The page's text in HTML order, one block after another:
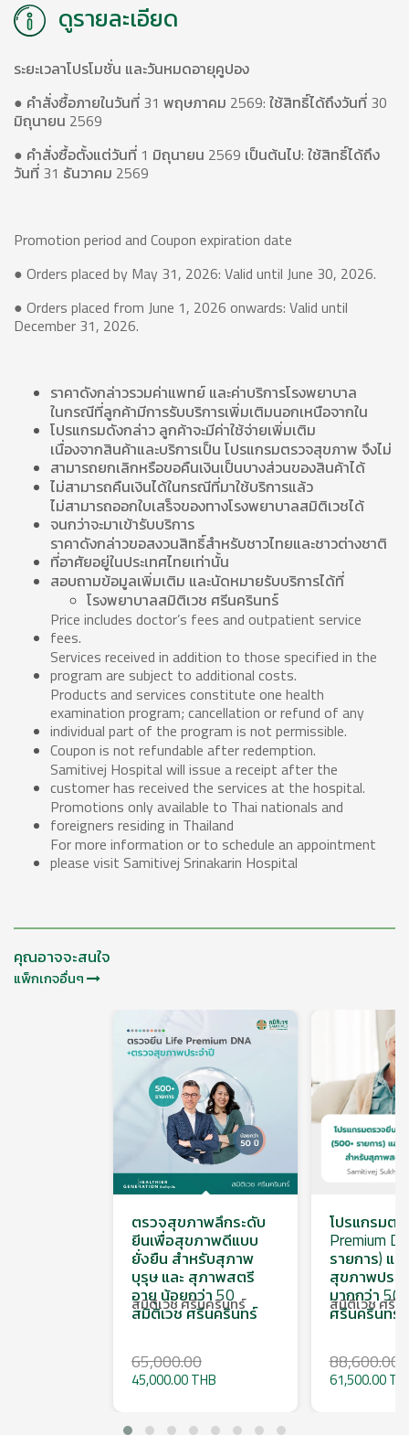
ดูรายละเอียด
ระยะเวลาโปรโมชั่น และวันหมดอายุคูปอง
● คำสั่งซื้อภายในวันที่ 31 พฤษภาคม 2569: ใช้สิทธิ์ได้ถึงวันที่ 30
มิถุนายน 2569
● คำสั่งซื้อตั้งแต่วันที่ 1 มิถุนายน 2569 เป็นต้นไป: ใช้สิทธิ์ได้ถึง
วันที่ 31 ธันวาคม 2569
Promotion period and Coupon expiration date
● Orders placed by May 31, 2026: Valid until June 30, 2026.
● Orders placed from June 1, 2026 onwards: Valid until
December 31, 2026.
ราคาดังกล่าวรวมค่าแพทย์ และค่าบริการโรงพยาบาล
ในกรณีที่ลูกค้ามีการรับบริการเพิ่มเติมนอกเหนือจากใน
โปรแกรมดังกล่าว ลูกค้าจะมีค่าใช้จ่ายเพิ่มเติม
เนื่องจากสินค้าและบริการเป็น โปรแกรมตรวจสุขภาพ จึงไม่
สามารถยกเลิกหรือขอคืนเงินเป็นบางส่วนของสินค้าได้
ไม่สามารถคืนเงินได้ในกรณีที่มาใช้บริการแล้ว
ไม่สามารถออกใบเสร็จของทางโรงพยาบาลสมิติเวชได้
จนกว่าจะมาเข้ารับบริการ
ราคาดังกล่าวขอสงวนสิทธิ์สำหรับชาวไทยและชาวต่างชาติ
ที่อาศัยอยู่ในประเทศไทยเท่านั้น
สอบถามข้อมูลเพิ่มเติม และนัดหมายรับบริการได้ที่
โรงพยาบาลสมิติเวช ศรีนครินทร์
Price includes doctor’s fees and outpatient service
fees.
Services received in addition to those specified in the
program are subject to additional costs.
Products and services constitute one health
examination program; cancellation or refund of any
individual part of the program is not permissible.
Coupon is not refundable after redemption.
Samitivej Hospital will issue a receipt after the
customer has received the services at the hospital.
Promotions only available to Thai nationals and
foreigners residing in Thailand
For more information or to schedule an appointment
please visit Samitivej Srinakarin Hospital
คุณอาจจะสนใจ
แพ็กเกจอื่นๆ
ตรวจสุขภาพลึกระดับ
ยีนเพื่อสุขภาพดีแบบ
ยั่งยืน สำหรับสุภาพ
บุรุษ และ สุภาพสตรี
อายุ น้อยกว่า 50
สมิติเวช ศรีนครินทร์
สมิติเวช ศรีนครินทร์
65,000.00
45,000.00 THB
โปรแกรมต
Premium
รายการ) แล
สุขภาพประ
มากกว่า 50
ศรีนครินทร์
สมิติเวช ศรีน
88,600.00
61,500.00